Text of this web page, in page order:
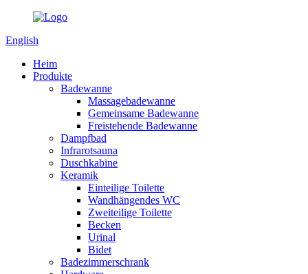
English
Heim
Produkte
Badewanne
Massagebadewanne
Gemeinsame Badewanne
Freistehende Badewanne
Dampfbad
Infrarotsauna
Duschkabine
Keramik
Einteilige Toilette
Wandhängendes WC
Zweiteilige Toilette
Becken
Urinal
Bidet
Badezimmerschrank